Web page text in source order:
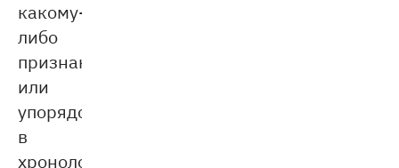
какому-
либо
признаку
или
упорядочить
в
хронологическом